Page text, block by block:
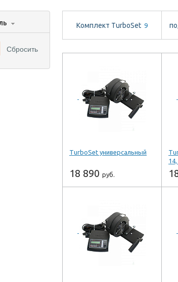
Комплект TurboSet 9
TurboSet универсальный
18 890 руб.
- + шт
Купить в 1 клик
Производитель ZOTA
-